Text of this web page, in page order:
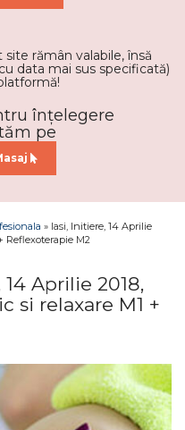
rămân valabile, însă
data mai sus specificată)
înțelegere
pe
» Iasi, Initiere, 14 Aprilie
Reflexoterapie M2
Aprilie 2018,
si relaxare M1 +